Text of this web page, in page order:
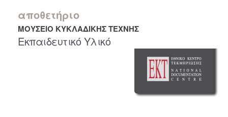
αποθετήριο
ΜΟΥΣΕΙΟ ΚΥΚΛΑΔΙΚΗΣ ΤΕΧΝΗΣ
Εκπαιδευτικό Υλικό